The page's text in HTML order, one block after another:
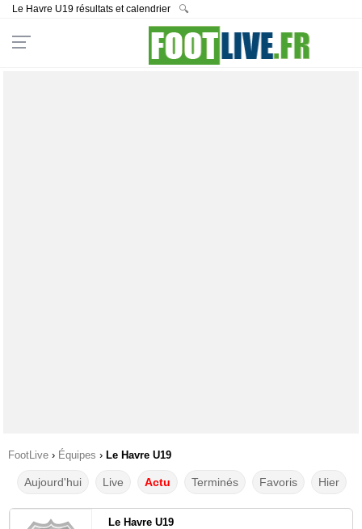
Le Havre U19 résultats et calendrier 🔍
FootLive › Équipes › Le Havre U19
Aujourd'hui Live Actu Terminés Favoris Hier
Le Havre U19